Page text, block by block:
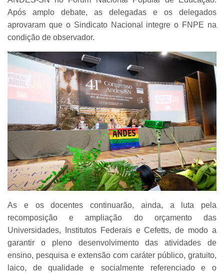
Após amplo debate, as delegadas e os delegados
aprovaram que o Sindicato Nacional integre o FNPE na
condição de observador.
As e os docentes continuarão, ainda, a luta pela
recomposição e ampliação do orçamento das
Universidades, Institutos Federais e Cefetts, de modo a
garantir o pleno desenvolvimento das atividades de
ensino, pesquisa e extensão com caráter público, gratuito,
laico, de qualidade e socialmente referenciado e o